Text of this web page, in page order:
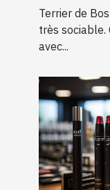
Terrier de
très sociable.
avec...